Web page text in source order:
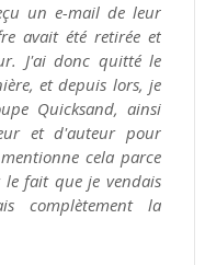
un e-mail de leur
avait été retirée et
J'ai donc quitté le
et depuis lors, je
Quicksand, ainsi
et d'auteur pour
cela parce
fait que je vendais
complètement la